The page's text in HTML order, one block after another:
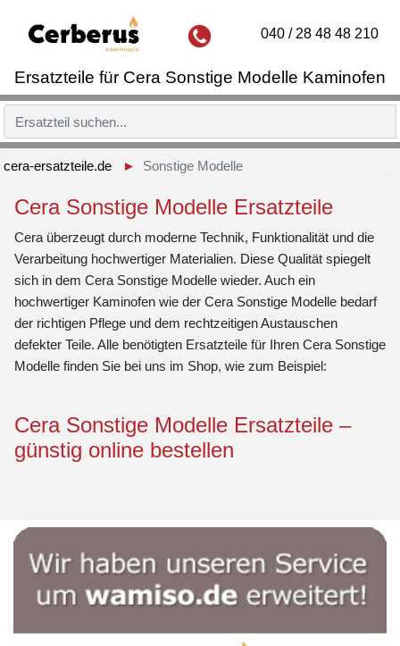
Ersatzteile für Cera Sonstige Modelle Kaminofen
040 / 28 48 48 210
cera-ersatzteile.de Sonstige Modelle
Cera Sonstige Modelle Ersatzteile
Cera überzeugt durch moderne Technik, Funktionalität und die
Verarbeitung hochwertiger Materialien. Diese Qualität spiegelt
sich in dem Cera Sonstige Modelle wieder. Auch ein
hochwertiger Kaminofen wie der Cera Sonstige Modelle bedarf
der richtigen Pflege und dem rechtzeitigen Austauschen
defekter Teile. Alle benötigten Ersatzteile für Ihren Cera Sonstige
Modelle finden Sie bei uns im Shop, wie zum Beispiel:
Cera Sonstige Modelle Ersatzteile –
günstig online bestellen